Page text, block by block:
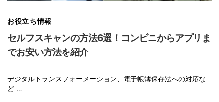
お役立ち情報
セルフスキャンの方法6選！コンビニからアプリま
でお安い方法を紹介
デジタルトランスフォーメーション、電子帳簿保存法への対応な
ど …